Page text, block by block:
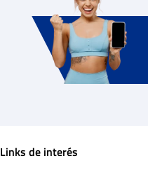
Links de interés